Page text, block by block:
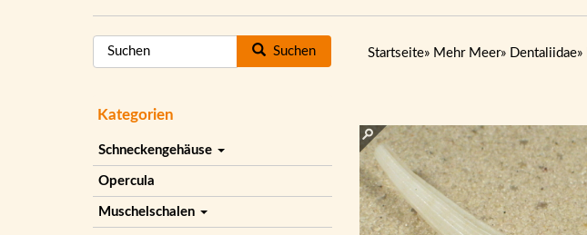
Suchen
Kategorien
Schneckengehäuse
Opercula
Muschelschalen
Startseite» Mehr Meer» Dentaliidae»